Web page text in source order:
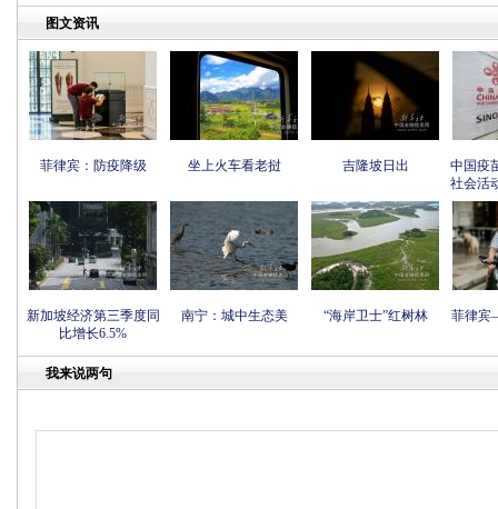
图文资讯
菲律宾：防疫降级 坐上火车看老挝 吉隆坡日出
中国疫
社会活
新加坡经济第三季度同
比增长6.5%
南宁：城中生态美 “海岸卫士”红树林 菲律宾
我来说两句